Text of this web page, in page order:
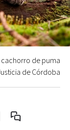
de puma
de Córdoba